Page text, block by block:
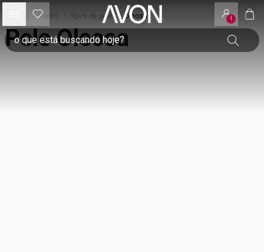
!
• rosto • tipos de pele • oleosas
Pele Oleosa